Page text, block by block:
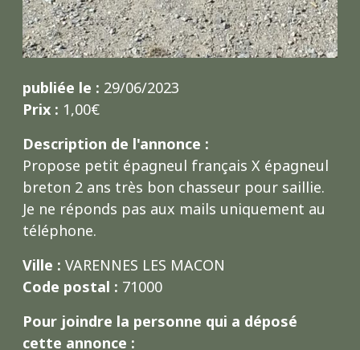
publiée le : 29/06/2023
Prix : 1,00€
Description de l'annonce :
Propose petit épagneul français X épagneul
breton 2 ans très bon chasseur pour saillie.
Je ne réponds pas aux mails uniquement au
téléphone.
Ville : VARENNES LES MACON
Code postal : 71000
Pour joindre la personne qui a déposé
cette annonce :